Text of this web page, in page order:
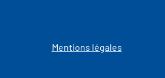
Mentions légales